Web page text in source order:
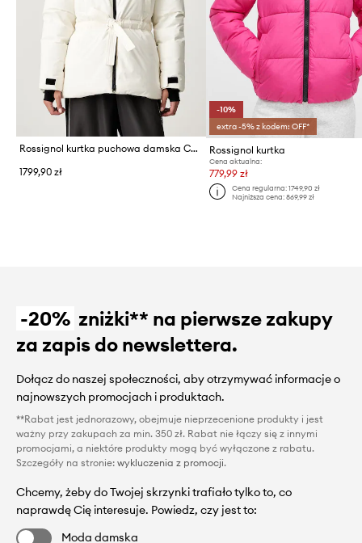
Rossignol kurtka puchowa damska CHAVANETTE
1799,90 zł
-10%
extra -5% z kodem: OFF*
Rossignol kurtka
Cena aktualna:
779,99 zł
Cena regularna: 1749,90 zł
Najniższa cena: 869,99 zł
-20% zniżki** na pierwsze zakupy
za zapis do newslettera.
Dołącz do naszej społeczności, aby otrzymywać informacje o
najnowszych promocjach i produktach.
**Rabat jest jednorazowy, obejmuje nieprzecenione produkty i jest
ważny przy zakupach za min. 350 zł. Rabat nie łączy się z innymi
promocjami, a niektóre produkty mogą być wyłączone z rabatu.
Szczegóły na stronie: wykluczenia z promocji.
Chcemy, żeby do Twojej skrzynki trafiało tylko to, co
naprawdę Cię interesuje. Powiedz, czy jest to:
Moda damska